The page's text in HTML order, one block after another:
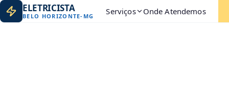
ELETRICISTA
BELO HORIZONTE- MG Serviços Onde Atendemos